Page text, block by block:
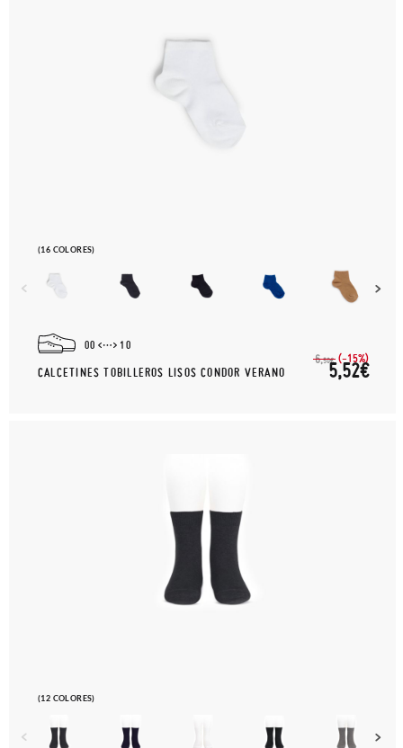
(16 COLORES)
00 10
CALCETINES TOBILLEROS LISOS CONDOR VERANO
6,50€ (-15%)
5,52€
(12 COLORES)